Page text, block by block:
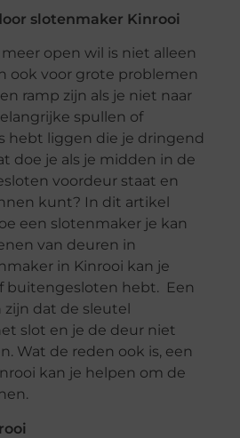
slotenmaker Kinrooi
open wil is niet alleen
ook voor grote problemen
ramp zijn als je niet naar
spullen of
hebt liggen die je dringend
doe je als je midden in de
voordeur staat en
kunt? In dit artikel
een slotenmaker je kan
van deuren in
in Kinrooi kan je
buitengesloten hebt. Een
dat de sleutel
slot en je de deur niet
Wat de reden ook is, een
kan je helpen om de